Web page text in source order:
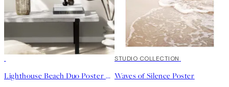
Lighthouse Beach Duo Poster Set
50%*
STUDIO COLLECTION
Waves of Silence Poster